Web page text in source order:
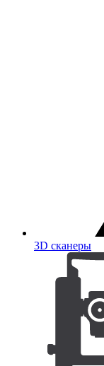
3D сканеры